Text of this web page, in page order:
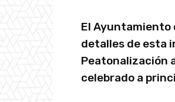
El Ayuntamiento
detalles de esta
Peatonalización
celebrado a